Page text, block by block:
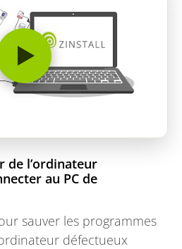
de l’ordinateur
au PC de
sauver les programmes
défectueux